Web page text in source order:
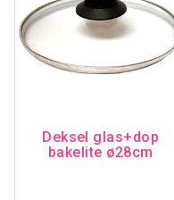
Deksel glas+dop
bakelite ø28cm